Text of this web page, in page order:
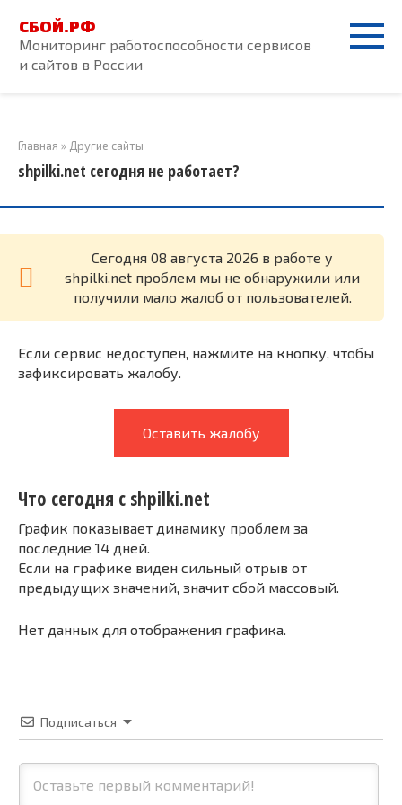
контенту
СБОЙ.РФ
Мониторинг работоспособности сервисов
и сайтов в России
Главная » Другие сайты
shpilki.net сегодня не работает?
Cегодня 08 августа 2026 в работе у
shpilki.net проблем мы не обнаружили или
получили мало жалоб от пользователей.
Если сервис недоступен, нажмите на кнопку, чтобы
зафиксировать жалобу.
Оставить жалобу
Что сегодня с shpilki.net
График показывает динамику проблем за
последние 14 дней.
Если на графике виден сильный отрыв от
предыдущих значений, значит сбой массовый.
Нет данных для отображения графика.
Подписаться